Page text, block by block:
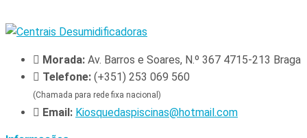
Morada: Av. Barros e Soares, N.º 367 4715-213 Braga
Telefone: (+351) 253 069 560
(Chamada para rede fixa nacional)
Email: Kiosquedaspiscinas@hotmail.com